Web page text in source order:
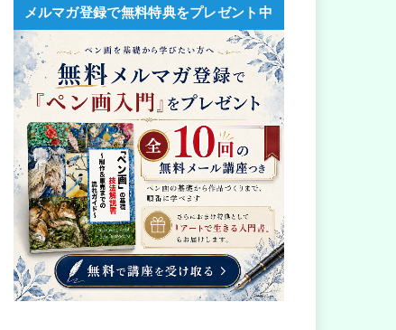
メルマガ登録で無料特典をプレゼント中